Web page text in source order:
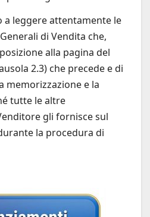
a leggere attentamente le
di Vendita che,
alla pagina del
2.3) che precede e di
memorizzazione e la
tutte le altre
gli fornisce sul
la procedura di